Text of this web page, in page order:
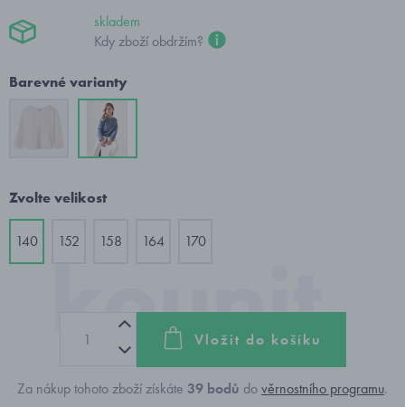
skladem
Kdy zboží obdržím?
Barevné varianty
Zvolte velikost
140 152 158 164 170
Vložit do košíku
Za nákup tohoto zboží získáte 39 bodů dověrnostního programu.